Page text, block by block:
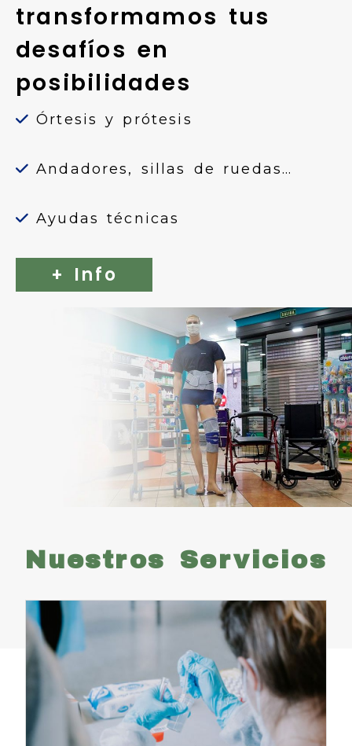
transformamos tus
desafíos en
posibilidades
Órtesis y prótesis
Andadores, sillas de ruedas…
Ayudas técnicas
+ Info
Nuestros Servicios